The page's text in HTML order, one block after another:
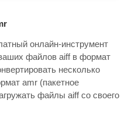
онлайн-инструмент
файлов aiff в формат
несколько
amr (пакетное
файлы aiff со своего